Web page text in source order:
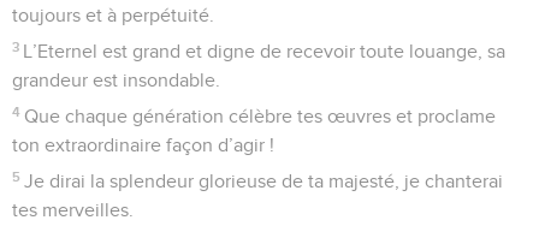
toujours et à perpétuité.
3 L’Eternel est grand et digne de recevoir toute louange, sa
grandeur est insondable.
4 Que chaque génération célèbre tes œuvres et proclame
ton extraordinaire façon d’agir !
5 Je dirai la splendeur glorieuse de ta majesté, je chanterai
tes merveilles.